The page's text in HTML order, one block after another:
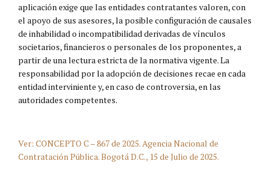
aplicación exige que las entidades contratantes valoren, con
el apoyo de sus asesores, la posible configuración de causales
de inhabilidad o incompatibilidad derivadas de vínculos
societarios, financieros o personales de los proponentes, a
partir de una lectura estricta de la normativa vigente. La
responsabilidad por la adopción de decisiones recae en cada
entidad interviniente y, en caso de controversia, en las
autoridades competentes.
Ver: CONCEPTO C – 867 de 2025. Agencia Nacional de
Contratación Pública. Bogotá D.C., 15 de Julio de 2025.